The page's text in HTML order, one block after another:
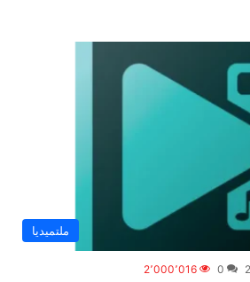
ملتميديا
0 2٬000٬016